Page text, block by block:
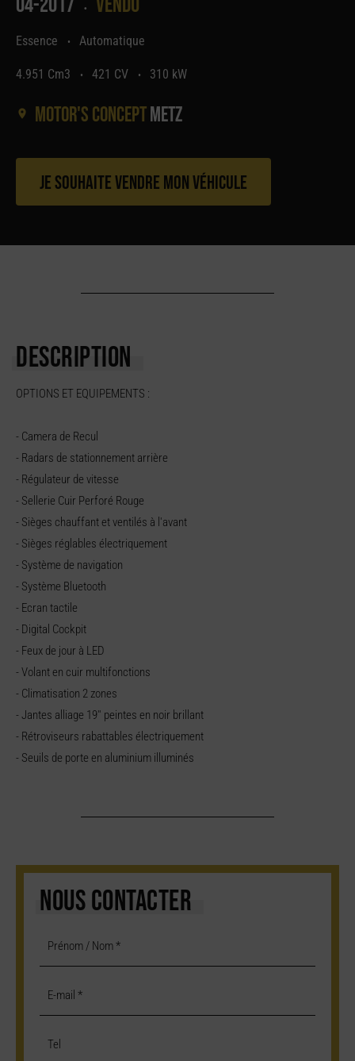
•
Essence • Automatique
4.951 Cm3 • 421 CV • 310 kW
Motor's conceptMetz
Je souhaite vendre mon véhicule
DESCRIPTION
OPTIONS ET EQUIPEMENTS :
- Camera de Recul
- Radars de stationnement arrière
- Régulateur de vitesse
- Sellerie Cuir Perforé Rouge
- Sièges chauffant et ventilés à l'avant
- Sièges réglables électriquement
- Système de navigation
- Système Bluetooth
- Ecran tactile
- Digital Cockpit
- Feux de jour à LED
- Volant en cuir multifonctions
- Climatisation 2 zones
- Jantes alliage 19'' peintes en noir brillant
- Rétroviseurs rabattables électriquement
- Seuils de porte en aluminium illuminés
NOUS CONTACTER